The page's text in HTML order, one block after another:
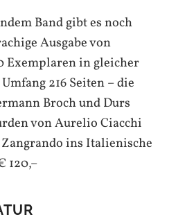
Band gibt es noch
Ausgabe von
Exemplaren in gleicher
216 Seiten – die
Broch und Durs
von Aurelio Ciacchi
Zangrando ins Italienische
120,–